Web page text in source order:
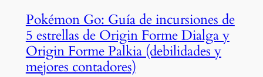
Pokémon Go: Guía de incursiones de
5 estrellas de Origin Forme Dialga y
Origin Forme Palkia (debilidades y
mejores contadores)